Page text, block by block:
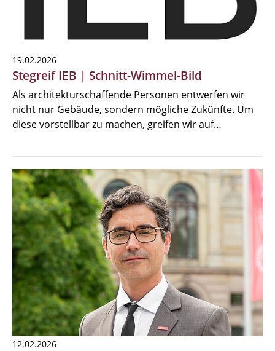
19.02.2026
Stegreif IEB | Schnitt-Wimmel-Bild
Als architekturschaffende Personen entwerfen wir
nicht nur Gebäude, sondern mögliche Zukünfte. Um
diese vorstellbar zu machen, greifen wir auf…
12.02.2026